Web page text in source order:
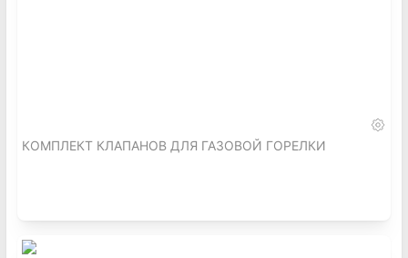
КОМПЛЕКТ КЛАПАНОВ ДЛЯ ГАЗОВОЙ ГОРЕЛКИ